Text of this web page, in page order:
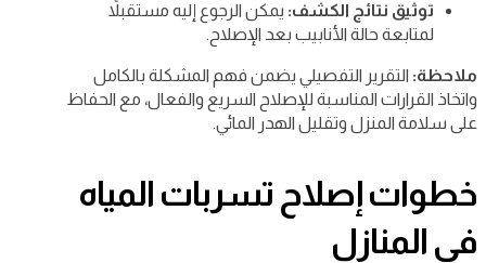
توثيق نتائج الكشف: يمكن الرجوع إليه مستقبلاً
لمتابعة حالة الأنابيب بعد الإصلاح.
ملاحظة: التقرير التفصيلي يضمن فهم المشكلة بالكامل
واتخاذ القرارات المناسبة للإصلاح السريع والفعال، مع الحفاظ
على سلامة المنزل وتقليل الهدر المائي.
خطوات إصلاح تسربات المياه
في المنازل